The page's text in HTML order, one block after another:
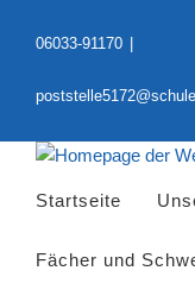
Inhalt06033-91170
Startseite
Fächer und